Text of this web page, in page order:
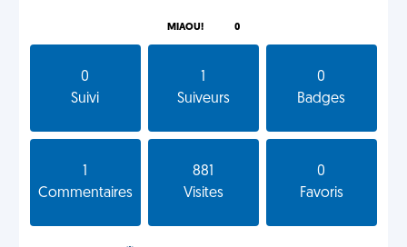
MIAOU! 0
0
Suivi
Suiveurs
0
Badges
Commentaires
881
Visites
0
Favoris